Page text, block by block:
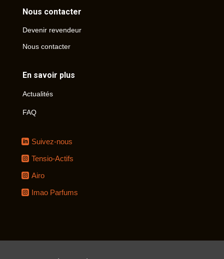
Nous contacter
Devenir revendeur
Nous contacter
En savoir plus
Actualités
FAQ
Suivez-nous
Tensio-Actifs
Airo
Imao Parfums